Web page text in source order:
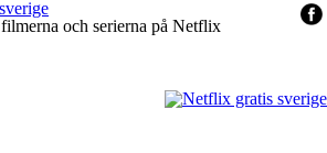
och serierna på Netflix